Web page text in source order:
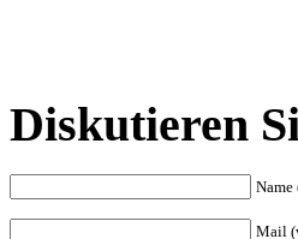
Diskutieren
Mail